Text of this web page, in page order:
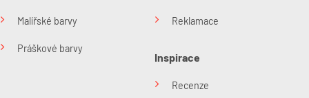
Malířské barvy
Práškové barvy
Reklamace
Inspirace
Recenze